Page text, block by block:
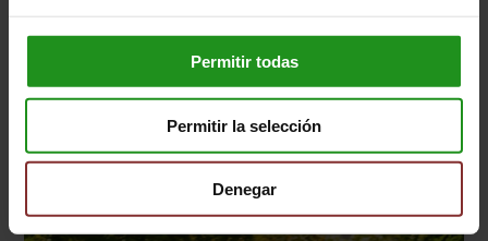
Permitir todas
Permitir la selección
Denegar
características de las bicicletas de montaña, como
marchas, con la comodidad de una bicicleta de
. Estos modelos son versátiles y robustos, ideales
para transitar tanto por asfalto como por caminos de
tierra.